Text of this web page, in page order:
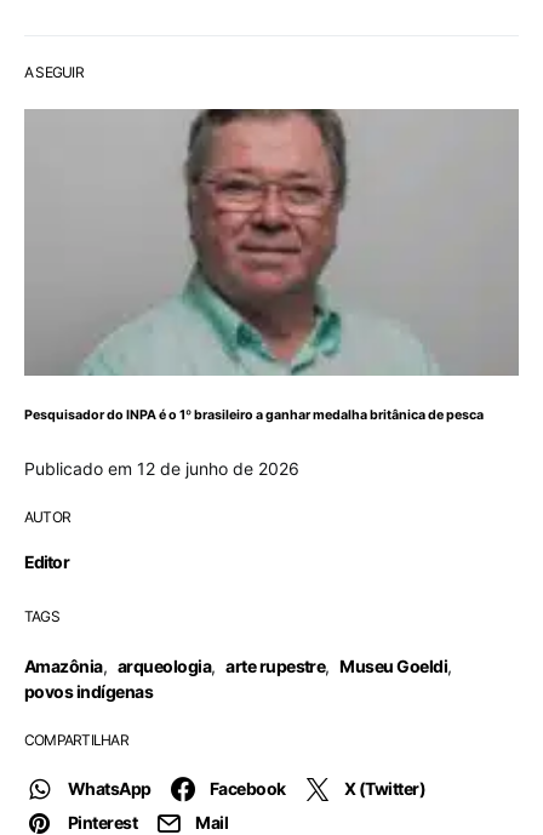
A SEGUIR
Pesquisador do INPA é o 1º brasileiro a ganhar medalha britânica de pesca
Publicado em 12 de junho de 2026
AUTOR
Editor
TAGS
Amazônia, arqueologia, arte rupestre, Museu Goeldi,
povos indígenas
COMPARTILHAR
WhatsApp Facebook
X (Twitter)
Pinterest
Mail